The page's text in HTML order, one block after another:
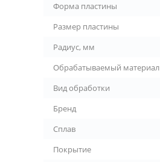
Форма пластины
Размер пластины
Радиус, мм
Обрабатываемый материал
Вид обработки
Бренд
Сплав
Покрытие